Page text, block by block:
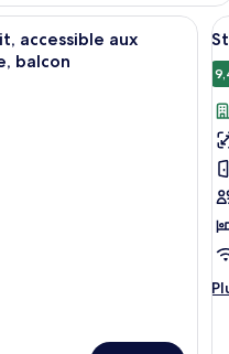
sur la ville.
chambre d’hôtel avec un
accessible aux
balcon